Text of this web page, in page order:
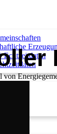
Echtzeitdaten